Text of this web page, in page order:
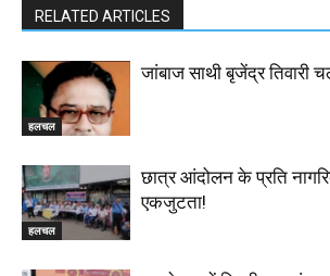
RELATED ARTICLES
हलचल
जांबाज साथी बृजेंद्र तिवारी
हलचल
छात्र आंदोलन के प्रति
एकजुटता!